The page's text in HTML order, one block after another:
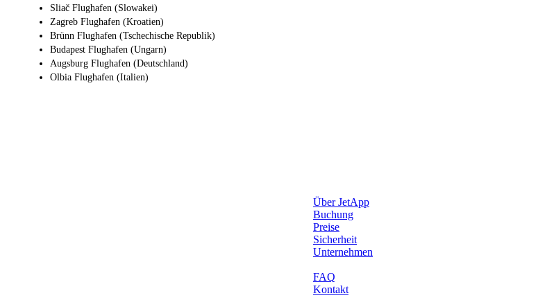
Sliač Flughafen (Slowakei)
Zagreb Flughafen (Kroatien)
Brünn Flughafen (Tschechische Republik)
Budapest Flughafen (Ungarn)
Augsburg Flughafen (Deutschland)
Olbia Flughafen (Italien)
Über JetApp
Buchung
Preise
Sicherheit
Unternehmen
FAQ
Kontakt